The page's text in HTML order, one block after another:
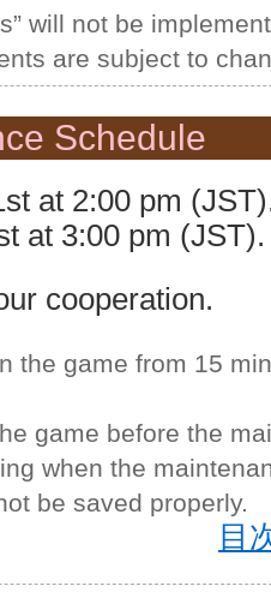
will not be
are subject to
Schedule
at 2:00 pm
at 3:00 pm (JST).
cooperation.
the game from 15
game before the
when the
be saved properly.
目